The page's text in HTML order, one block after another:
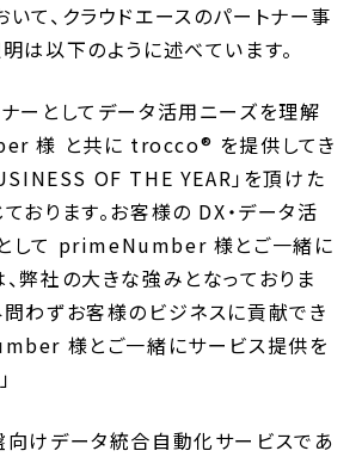
て、クラウドエースのパートナー事
は以下のように述べています。
ーとしてデータ活用ニーズを理解
様 と共に trocco®︎ を提供してき
OF THE YEAR」 を頂けた
おります。お客様の DX・データ活
して primeNumber 様とご一緒に
弊社の大きな強みとなっておりま
問わずお客様のビジネスに貢献でき
様とご一緒にサービス提供を
」
向けデータ統合自動化サービスであ